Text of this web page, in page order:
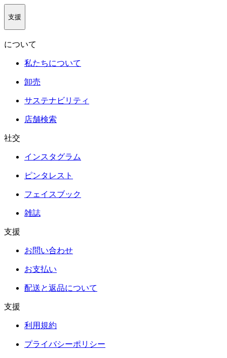
支援
について
私たちについて
卸売
サステナビリティ
店舗検索
社交
インスタグラム
ピンタレスト
フェイスブック
雑誌
支援
お問い合わせ
お支払い
配送と返品について
支援
利用規約
プライバシーポリシー